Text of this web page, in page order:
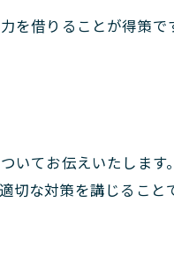
を借りることが得策
てお伝えいたしま
な対策を講じること